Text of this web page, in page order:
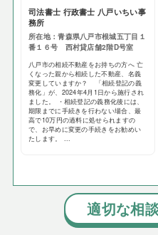
司法書士 行政書士 八戸いちい事
務所
所在地：青森県八戸市根城五丁目１
番１６号 西村貸店舗2階D号室
八戸市の相続不動産をお持ちの方へ 亡
くなった親から相続した不動産、名義
変更していますか？ 「相続登記の義
務化」が、2024年4月1日から施行され
ました。 ・相続登記の義務化後には、
期限までに手続きを行わない場合、最
高で10万円の過料に処せられますの
で、お早めに変更の手続きをお勧めい
たします。 ...
適切な相